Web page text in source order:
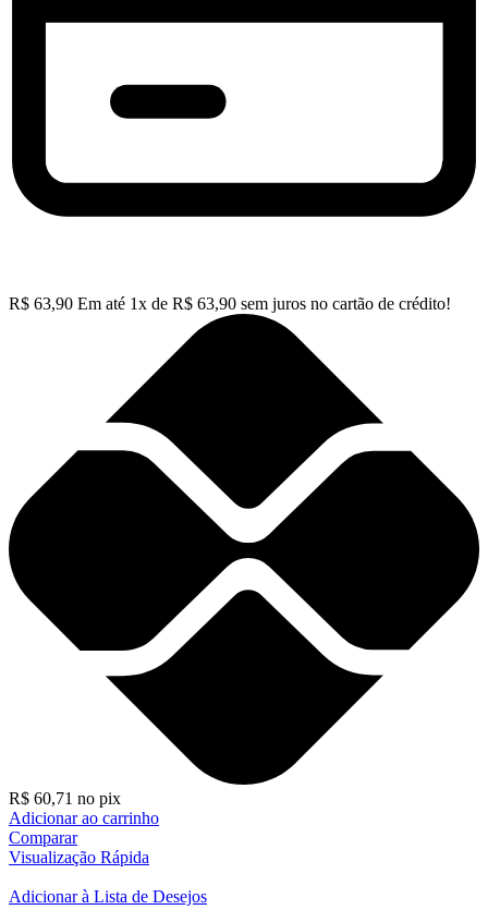
R$ 63,90 Em até 1x de R$ 63,90 sem juros no cartão de crédito!
R$ 60,71 no pix
Adicionar ao carrinho
Comparar
Visualização Rápida
Adicionar à Lista de Desejos